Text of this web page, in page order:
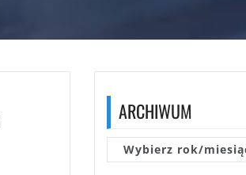
ARCHIWUM
Wybierz rok/